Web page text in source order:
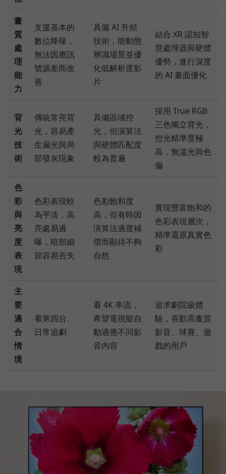
畫
質
處
理
能
力
支援基本的
數位降噪，
無法因應訊
號源差而改
善
具備 AI 升頻
技術，能動態
辨識場景並優
化低解析度影
片
結合 XR 認知智
慧處理器與硬體
優勢，進行深度
的 AI 畫面優化
背
光
技
術
傳統常亮背
光，容易產
生漏光與局
部發灰現象
具備區域控
光，但演算法
與硬體匹配度
較為普遍
採用 True RGB
三色獨立背光，
控光精準度極
高，無溢光與色
偏
色
彩
與
亮
度
表
現
色彩表現較
為平淡，高
亮處易過
曝，暗部細
節容易丟失
色彩飽和度
高，但有時因
演算法過度補
償而顯得不夠
自然
實現豐富飽和的
色彩表現層次，
精準還原真實色
彩
主
要
適
合
情
境
看第四台、
日常追劇
看 4K 串流，
希望電視能自
動適應不同影
音內容
追求劇院級體
驗，喜歡高畫質
影音、球賽、遊
戲的用戶